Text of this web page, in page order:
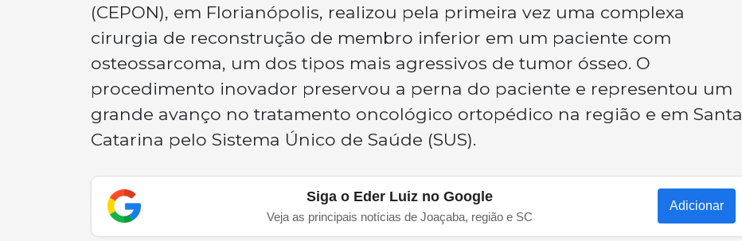
(CEPON), em Florianópolis, realizou pela primeira vez uma complexa
cirurgia de reconstrução de membro inferior em um paciente com
osteossarcoma, um dos tipos mais agressivos de tumor ósseo. O
procedimento inovador preservou a perna do paciente e representou um
grande avanço no tratamento oncológico ortopédico na região e em Santa
Catarina pelo Sistema Único de Saúde (SUS).
Siga o Eder Luiz no Google
Veja as principais notícias de Joaçaba, região e SC
Adicionar